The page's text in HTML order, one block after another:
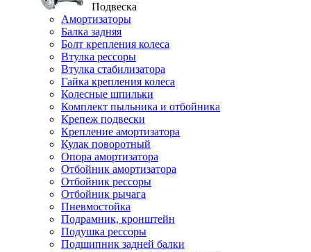
Подвеска
Амортизаторы
Балка задняя
Болт крепления колеса
Втулка рессоры
Втулка стабилизатора
Гайка крепления колеса
Колесные шпильки
Комплект пыльника и отбойника
Крепеж подвески
Крепление амортизатора
Кулак поворотный
Опора амортизатора
Отбойник амортизатора
Отбойник рессоры
Отбойник рычага
Пневмостойка
Подрамник, кронштейн
Подушка рессоры
Подшипник задней балки